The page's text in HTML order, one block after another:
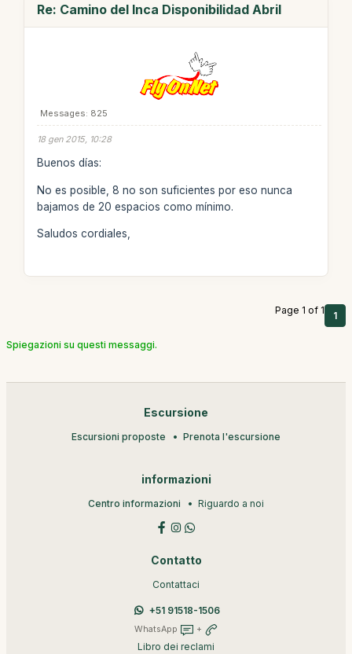
Re: Camino del Inca Disponibilidad Abril
Messages: 825
18 gen 2015, 10:28
Buenos días:
No es posible, 8 no son suficientes por eso nunca
bajamos de 20 espacios como mínimo.
Saludos cordiales,
Page 1 of 1 1
Spiegazioni su questi messaggi.
Escursione
Escursioni proposte Prenota l'escursione
informazioni
Centro informazioni Riguardo a noi
Contatto
Contattaci
+51 91518-1506
WhatsApp +
Libro dei reclami